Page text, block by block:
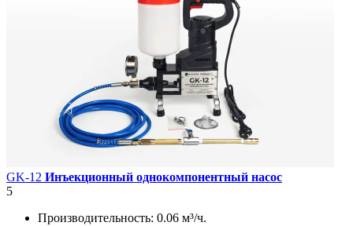
GK-12 Инъекционный однокомпонентный насос
5
Производительность: 0.06 м³/ч.